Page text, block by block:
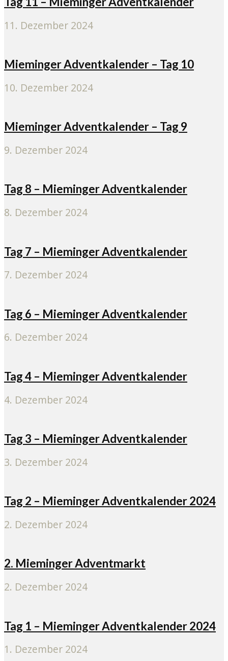
11. Dezember 2024
Mieminger Adventkalender – Tag 10
10. Dezember 2024
Mieminger Adventkalender – Tag 9
9. Dezember 2024
Tag 8 – Mieminger Adventkalender
8. Dezember 2024
Tag 7 – Mieminger Adventkalender
7. Dezember 2024
Tag 6 – Mieminger Adventkalender
6. Dezember 2024
Tag 4 – Mieminger Adventkalender
4. Dezember 2024
Tag 3 – Mieminger Adventkalender
3. Dezember 2024
Tag 2 – Mieminger Adventkalender 2024
2. Dezember 2024
2. Mieminger Adventmarkt
2. Dezember 2024
Tag 1 – Mieminger Adventkalender 2024
1. Dezember 2024